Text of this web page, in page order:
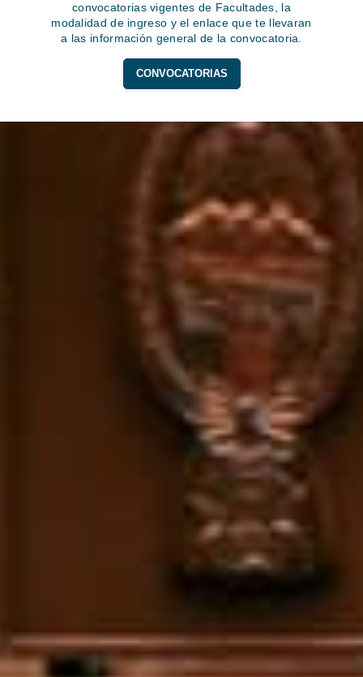
convocatorias vigentes de Facultades, la
modalidad de ingreso y el enlace que te llevaran
a las información general de la convocatoria.
CONVOCATORIAS